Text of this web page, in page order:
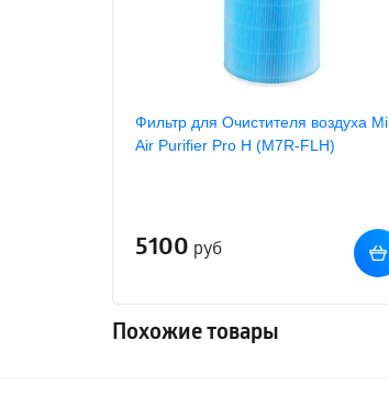
Фильтр для Очистителя воздуха Mi
Air Purifier Pro H (M7R-FLH)
5100 руб
Похожие товары